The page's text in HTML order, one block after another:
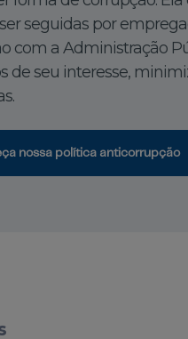
seguidas por
com a Administração
de seu interesse,
nossa política anticorrupção